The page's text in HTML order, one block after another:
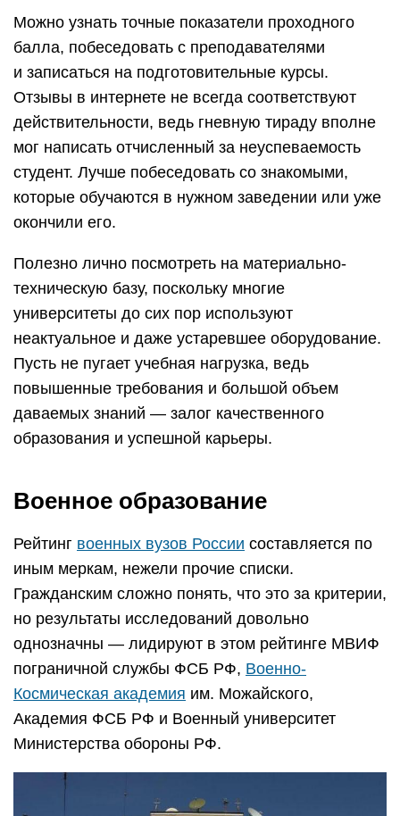
Можно узнать точные показатели проходного
балла, побеседовать с преподавателями
и записаться на подготовительные курсы.
Отзывы в интернете не всегда соответствуют
действительности, ведь гневную тираду вполне
мог написать отчисленный за неуспеваемость
студент. Лучше побеседовать со знакомыми,
которые обучаются в нужном заведении или уже
окончили его.
Полезно лично посмотреть на материально-
техническую базу, поскольку многие
университеты до сих пор используют
неактуальное и даже устаревшее оборудование.
Пусть не пугает учебная нагрузка, ведь
повышенные требования и большой объем
даваемых знаний — залог качественного
образования и успешной карьеры.
Военное образование
Рейтинг военных вузов России составляется по
иным меркам, нежели прочие списки.
Гражданским сложно понять, что это за критерии,
но результаты исследований довольно
однозначны — лидируют в этом рейтинге МВИФ
пограничной службы ФСБ РФ, Военно-
Космическая академия им. Можайского,
Академия ФСБ РФ и Военный университет
Министерства обороны РФ.